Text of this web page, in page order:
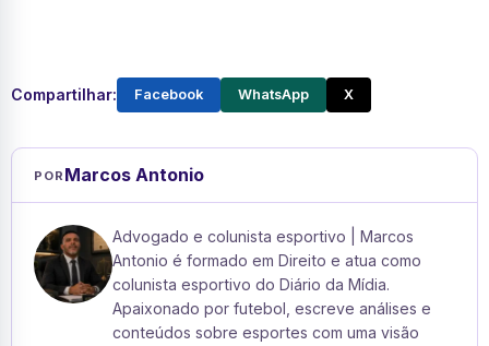
Compartilhar: Facebook WhatsApp X
POR Marcos Antonio
Advogado e colunista esportivo | Marcos
Antonio é formado em Direito e atua como
colunista esportivo do Diário da Mídia.
Apaixonado por futebol, escreve análises e
conteúdos sobre esportes com uma visão